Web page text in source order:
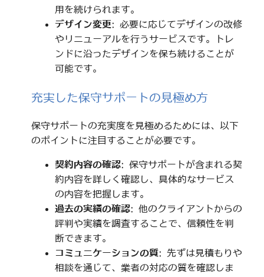
用を続けられます。
デザイン変更: 必要に応じてデザインの改修
やリニューアルを行うサービスです。トレ
ンドに沿ったデザインを保ち続けることが
可能です。
充実した保守サポートの見極め方
保守サポートの充実度を見極めるためには、以下
のポイントに注目することが必要です。
契約内容の確認: 保守サポートが含まれる契
約内容を詳しく確認し、具体的なサービス
の内容を把握します。
過去の実績の確認: 他のクライアントからの
評判や実績を調査することで、信頼性を判
断できます。
コミュニケーションの質: 先ずは見積もりや
相談を通じて、業者の対応の質を確認しま